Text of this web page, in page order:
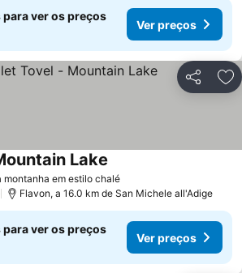
para ver os preços
Ver preços
Partilhar
montanha em estilo chaléVer preços
Lake
Flavon, a 16.0 km de San Michele all'Adige
para ver os preços
Ver preços